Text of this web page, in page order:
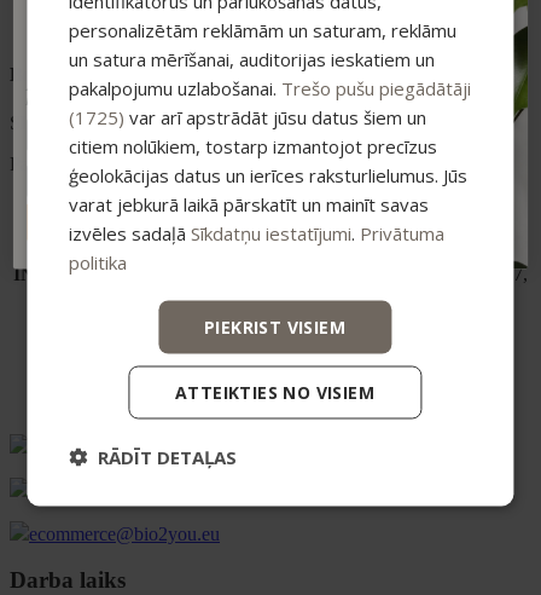
Ikdienas lietošanai — arī kā atsevišķs produkts bez šampūna
un maskas
Bez
SLS · parabēniem · minerāleļļām · silikoniem
Papildu informācija
INCI
Aqua, Polyglyceryl-4 Caprate, Glycerin, Sweet Almond Oil
Polyglyceryl-4 Esters, Hippophae Rhamnoides (Sea
Buckthorn) Fruit Extract, Silk Amino Acids, Urtica Dioica
(Nettle) Leaf Extract, Citric Acid, Parfum, Polyquaternium-7,
Sodium Benzoate, Potassium Sorbate, Phenoxyethanol,
Ethylhexylglycerin, Hexyl Cinnamal, Limonene, Linaool,
Geraniol, Coumarin, CI 14720.
Vismaņi k-5, Korpuss G , Mārupes novads, LV-2167
ecommerce@bio2you.eu
Darba laiks
personalizētām reklāmām un saturam, reklāmu
un satura mērīšanai, auditorijas ieskatiem un
pakalpojumu uzlabošanai. Trešo pušu piegādātāji
(1725) var arī apstrādāt jūsu datus šiem un
citiem nolūkiem, tostarp izmantojot precīzus
ģeolokācijas datus un ierīces raksturlielumus. Jūs
varat jebkurā laikā pārskatīt un mainīt savas
izvēles sadaļāSīkdatņu iestatījumi. Privātuma
politika
PIEKRIST VISIEM
ATTEIKTIES NO VISIEM
RĀDĪT DETAĻAS
-15% ATLAIDE!
Pieraksties jaunumiem un saņem īpašu
atlaidi savam pirmajam pasūtījumam.
Atlaide summējas ar esošajiem piedāvājumiem
pirkumiem virs 25 €
ABONĒT